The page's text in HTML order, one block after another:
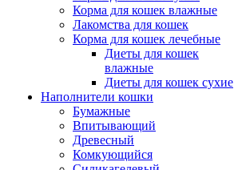
Корма для кошек влажные
Лакомства для кошек
Корма для кошек лечебные
Диеты для кошек
влажные
Диеты для кошек сухие
Наполнители кошки
Бумажные
Впитывающий
Древесный
Комкующийся